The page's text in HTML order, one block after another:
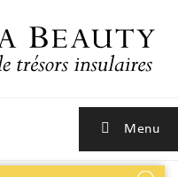
Menu